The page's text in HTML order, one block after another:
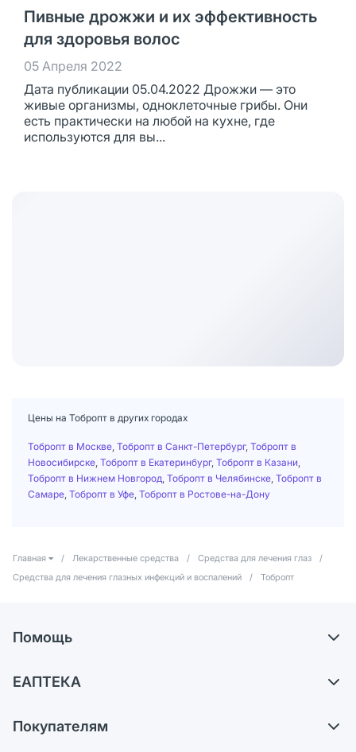
Пивные дрожжи и их эффективность
для здоровья волос
05 Апреля 2022
Дата публикации 05.04.2022 Дрожжи — это
живые организмы, одноклеточные грибы. Они
есть практически на любой на кухне, где
используются для вы...
Цены на Тобропт в других городах
Тобропт в Москве Тобропт в Санкт-Петербург, Тобропт в
Новосибирске Тобропт в Екатеринбург, Тобропт в Казани
Тобропт в Нижнем Новгород Тобропт в Челябинске Тобропт в
Самаре Тобропт в Уфе Тобропт в Ростове-на-Дону
Главная / Лекарственные средства / Средства для лечения глаз
/
Средства для лечения глазных инфекций и воспалений
/ Тобропт
Помощь
Обмен и возврат
ЕАПТЕКА
Карьера
Покупателям